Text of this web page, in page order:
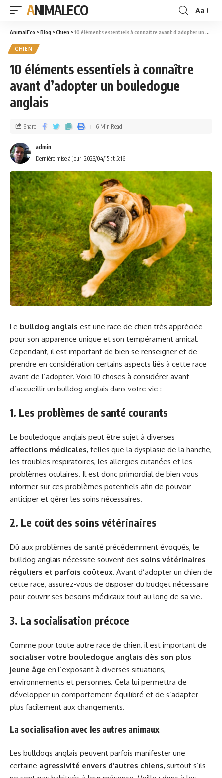
ANIMALECO Aa
AnimalEco >Blog >Chien >10 éléments essentiels à connaître avant d’adopter un bouledogue anglais
CHIEN
10 éléments essentiels à connaître
avant d’adopter un bouledogue
anglais
admin
Dernière mise à jour: 2023/04/15 at 5:16
Share 6 Min Read
Le bulldog anglais est une race de chien très appréciée
pour son apparence unique et son tempérament amical.
Cependant, il est important de bien se renseigner et de
prendre en considération certains aspects liés à cette race
avant de l’adopter. Voici 10 choses à considérer avant
d’accueillir un bulldog anglais dans votre vie :
1. Les problèmes de santé courants
Le bouledogue anglais peut être sujet à diverses
affections médicales, telles que la dysplasie de la hanche,
les troubles respiratoires, les allergies cutanées et les
problèmes oculaires. Il est donc primordial de bien vous
informer sur ces problèmes potentiels afin de pouvoir
anticiper et gérer les soins nécessaires.
2. Le coût des soins vétérinaires
Dû aux problèmes de santé précédemment évoqués, le
bulldog anglais nécessite souvent des soins vétérinaires
réguliers et parfois coûteux. Avant d’adopter un chien de
cette race, assurez-vous de disposer du budget nécessaire
pour couvrir ses besoins médicaux tout au long de sa vie.
3. La socialisation précoce
Comme pour toute autre race de chien, il est important de
socialiser votre bouledogue anglais dès son plus
jeune âge en l’exposant à diverses situations,
environnements et personnes. Cela lui permettra de
développer un comportement équilibré et de s’adapter
plus facilement aux changements.
La socialisation avec les autres animaux
Les bulldogs anglais peuvent parfois manifester une
certaine agressivité envers d’autres chiens, surtout s’ils